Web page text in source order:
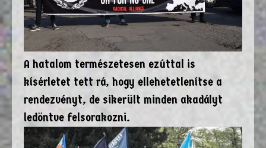
A hatalom természetesen ezúttal is
kísérletet tett rá, hogy ellehetetlenítse a
rendezvényt, de sikerült minden akadályt
ledöntve felsorakozni.